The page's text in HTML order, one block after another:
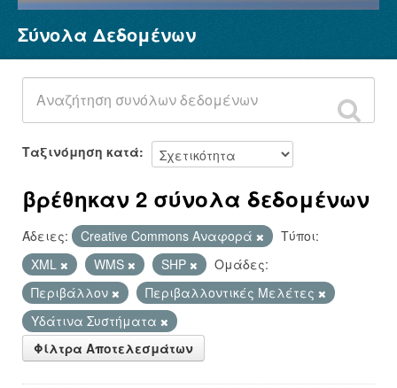
Σύνολα Δεδομένων
Φορείς
Ομάδες
Σχετικά
Σύνολα Δεδομένων
Ταξινόμηση κατά
βρέθηκαν 2 σύνολα δεδομένων
Άδειες: Creative Commons Αναφορά
Τύποι:
XML
WMS SHP
Ομάδες:
Περιβάλλον
Περιβαλλοντικές Μελέτες
Υδάτινα Συστήματα
Φίλτρα Αποτελεσμάτων